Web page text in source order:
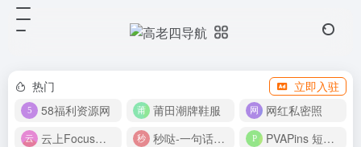
热门
立即入驻
58福利资源网
莆田潮牌鞋服
网红私密照
云上Focus接码平台
秒哒-一句话做应用
PVAPins 短信接码平台